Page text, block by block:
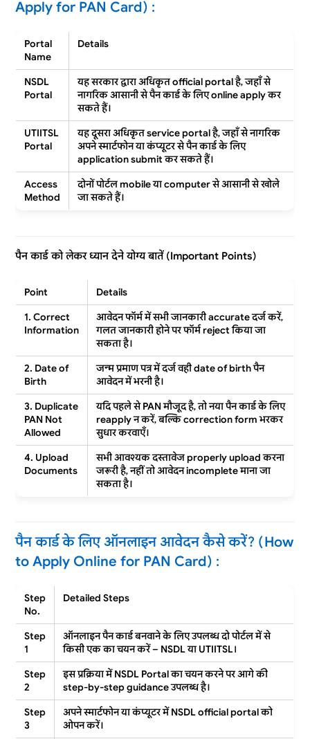
Apply for PAN Card) :
Portal
Name
Details
NSDL
Portal
यह सरकार द्वारा अधिकृतofficial portalहै, जहाँ से
नागरिक आसानी से पैन कार्ड के लिएonline applyकर
सकते हैं।
UTIITSL
Portal
यह दूसरा अधिकृतservice portalहै, जहाँ से नागरिक
अपने स्मार्टफोन या कंप्यूटर से पैन कार्ड के लिए
application submitकर सकते हैं।
Access
Method
दोनों पोर्टलmobileयाcomputerसे आसानी से खोले
जा सकते हैं।
पैन कार्ड को लेकर ध्यान देने योग्य बातें (Important Points)
Point
Details
1. Correct
Information
आवेदन फॉर्म में सभी जानकारीaccurateदर्ज करें,
गलत जानकारी होने पर फॉर्मrejectकिया जा
सकता है।
2. Date of
Birth
जन्म प्रमाण पत्र में दर्ज वहीdate of birthपैन
आवेदन में भरनी है।
3. Duplicate
PAN Not
Allowed
यदि पहले से PAN मौजूद है, तो नया पैन कार्ड के लिए
reapplyन करें, बल्किcorrection formभरकर
सुधार करवाएँ।
4. Upload
Documents
सभी आवश्यक दस्तावेजproperly uploadकरना
जरूरी है, नहीं तो आवेदनincompleteमाना जा
सकता है।
पैन कार्ड के लिए ऑनलाइन आवेदन कैसे करें? (How
to Apply Online for PAN Card) :
Step
No.
Detailed Steps
Step
1
ऑनलाइन पैन कार्ड बनवाने के लिए उपलब्ध दो पोर्टल में से
किसी एक का चयन करें – NSDLयाUTIITSL।
Step
2
इस प्रक्रिया मेंNSDL Portalका चयन करने पर आगे की
step-by-step guidanceउपलब्ध है।
Step
3
अपने स्मार्टफोन या कंप्यूटर मेंNSDL official portalको
ओपन करें।